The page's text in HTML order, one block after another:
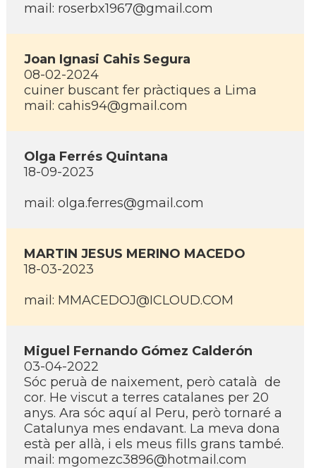
mail: roserbx1967@gmail.com
Joan Ignasi Cahis Segura
08-02-2024
cuiner buscant fer pràctiques a Lima
mail: cahis94@gmail.com
Olga Ferrés Quintana
18-09-2023
mail: olga.ferres@gmail.com
MARTIN JESUS MERINO MACEDO
18-03-2023
mail: MMACEDOJ@ICLOUD.COM
Miguel Fernando Gómez Calderón
03-04-2022
Sóc peruà de naixement, però català de
cor. He viscut a terres catalanes per 20
anys. Ara sóc aquí­ al Peru, però tornaré a
Catalunya mes endavant. La meva dona
està per allà, i els meus fills grans també.
mail: mgomezc3896@hotmail.com